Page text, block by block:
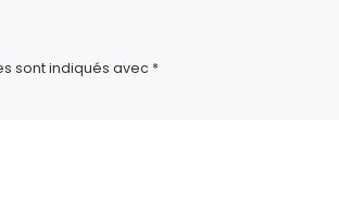
sont indiqués avec *